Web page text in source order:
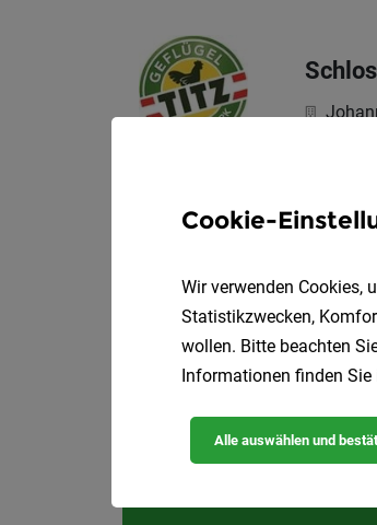
Cookie-
Wir verwenden Cookies,
Statistikzwecken,
wollen. Bitte beachten
Informationen finden Sie
Alle auswählen und